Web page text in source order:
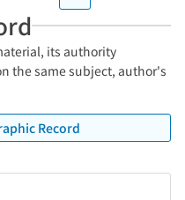
薦募集 2015年度堀内
野賞の受賞者決まる
2015年度日本気象学
球惑星科学連合2015
よる地球環境観測」
) 第12回天気予報研究
年度学位論文紹介 日
11巻 2015年6月 目
会の実施方式とコン
る科学コミュニケー
者の科学的発信に客
季大会シンポジウム
ケーションの在り
と分析(2014年度春季
ける科学コミュニケ
々木嘉和先生を偲ぶ
々の天気図-No.160 :
お知らせ 第2回
報告 : 首都圏をフィー
際共同研究の進捗 第
天気図-No.159 :
寒冷渦 2015年4月の
の大気大循環と世界
気温の海抜高度減率
と日本の気候の地域
its authority
the same subject, author's
Record